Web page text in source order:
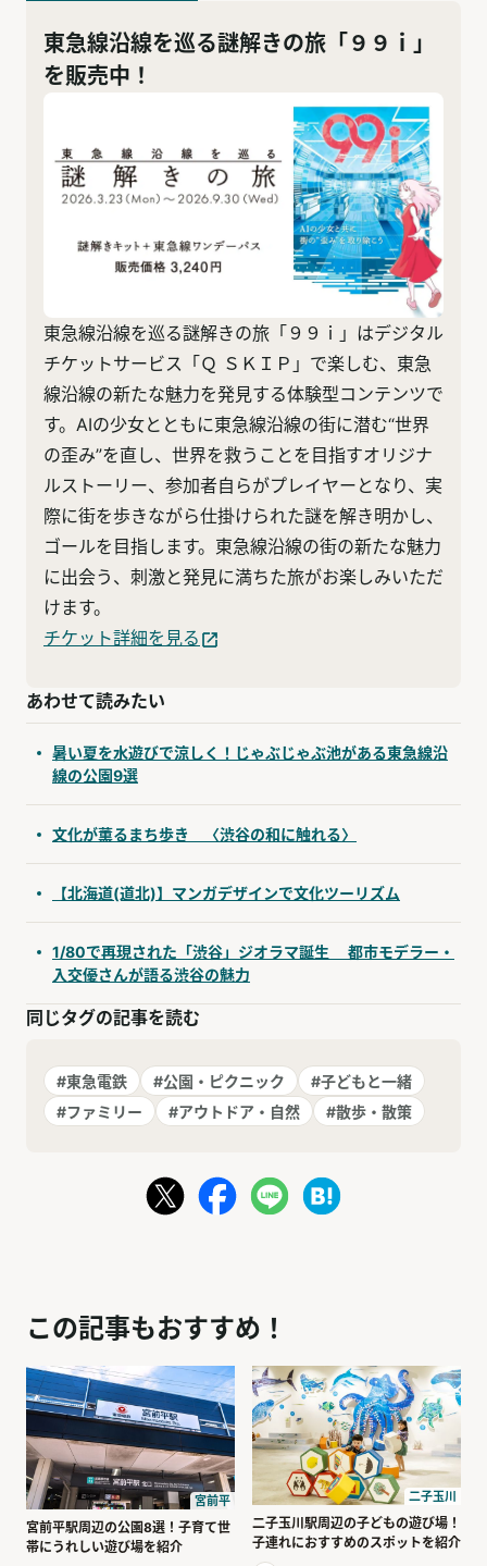
東急線沿線を巡る謎解きの旅「９９ｉ」
を販売中！
東急線沿線を巡る謎解きの旅「９９ｉ」はデジタル
チケットサービス「Ｑ ＳＫＩＰ」で楽しむ、東急
線沿線の新たな魅力を発見する体験型コンテンツで
す。AIの少女とともに東急線沿線の街に潜む“世界
の歪み”を直し、世界を救うことを目指すオリジナ
ルストーリー、参加者自らがプレイヤーとなり、実
際に街を歩きながら仕掛けられた謎を解き明かし、
ゴールを目指します。東急線沿線の街の新たな魅力
に出会う、刺激と発見に満ちた旅がお楽しみいただ
けます。
チケット詳細を見る
あわせて読みたい
暑い夏を水遊びで涼しく！じゃぶじゃぶ池がある東急線沿
線の公園9選
文化が薫るまち歩き 〈渋谷の和に触れる〉
【北海道(道北)】マンガデザインで文化ツーリズム
1/80で再現された「渋谷」ジオラマ誕生 都市モデラー・
入交優さんが語る渋谷の魅力
同じタグの記事を読む
#東急電鉄 #公園・ピクニック
#子どもと一緒
#ファミリー
#アウトドア・自然 #散歩・散策
この記事もおすすめ！
宮前平
宮前平駅周辺の公園8選！子育て世
帯にうれしい遊び場を紹介
二子玉川
二子玉川駅周辺の子どもの遊び場！
子連れにおすすめのスポットを紹介